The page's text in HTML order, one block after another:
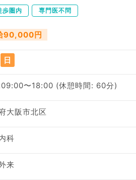
歩圏内 専門医不問
90,000円
日
〜18:00 (休憩時間: 60分)
大阪市北区
科
来